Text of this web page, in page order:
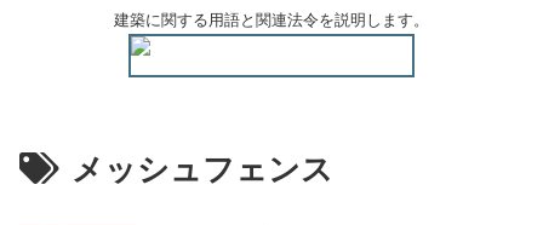
建築に関する用語と関連法令を説明します。
メッシュフェンス